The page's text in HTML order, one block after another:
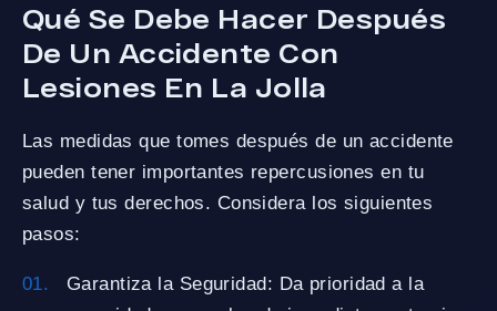
Qué Se Debe Hacer Después
De Un Accidente Con
Lesiones En La Jolla
Las medidas que tomes después de un accidente
pueden tener importantes repercusiones en tu
salud y tus derechos. Considera los siguientes
pasos:
Garantiza la Seguridad: Da prioridad a la